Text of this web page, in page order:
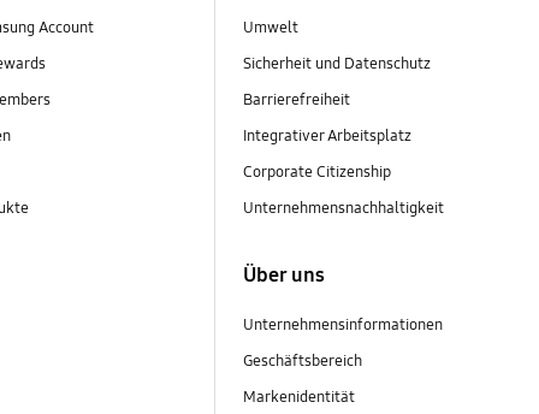
Account
Umwelt
Sicherheit und Datenschutz
Barrierefreiheit
Integrativer Arbeitsplatz
Corporate Citizenship
Unternehmensnachhaltigkeit
Über uns
Unternehmensinformationen
Geschäftsbereich
Markenidentität